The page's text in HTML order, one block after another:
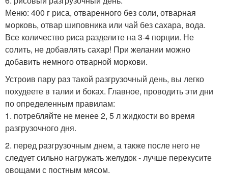
Меню: 400 г риса, отваренного без соли, отварная
морковь, отвар шиповника или чай без сахара, вода.
Все количество риса разделите на 3-4 порции. Не
солить, не добавлять сахар! При желании можно
добавить немного отварной моркови.
Устроив пару раз такой разгрузочный день, вы легко
похудеете в талии и боках. Главное, проводить эти дни
по определенным правилам:
1. потребляйте не менее 2, 5 л жидкости во время
разгрузочного дня.
2. перед разгрузочным днем, а также после него не
следует сильно нагружать желудок - лучше перекусите
овощами с постным мясом.